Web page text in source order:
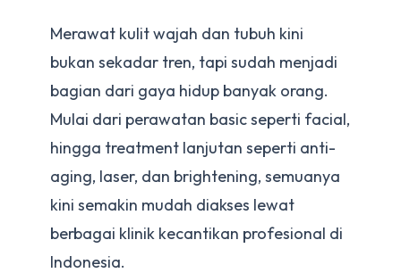
Merawat kulit wajah dan tubuh kini
bukan sekadar tren, tapi sudah menjadi
bagian dari gaya hidup banyak orang.
Mulai dari perawatan basic seperti facial,
hingga treatment lanjutan seperti anti-
aging, laser, dan brightening, semuanya
kini semakin mudah diakses lewat
berbagai klinik kecantikan profesional di
Indonesia.